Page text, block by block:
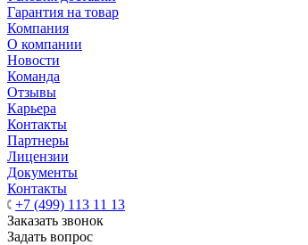
Гарантия на товар
Компания
О компании
Новости
Команда
Отзывы
Карьера
Контакты
Партнеры
Лицензии
Документы
Контакты
+7 (499) 113 11 13
Заказать звонок
Задать вопрос